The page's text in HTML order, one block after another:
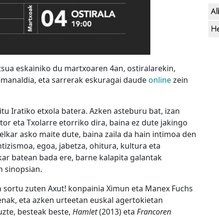
eskainiko du martxoaren 4an, ostiralarekin,
eta sarrerak eskuragai daudeonlinezein
Iratiko etxola batera. Azken asteburu bat, izan
eta Txolarre etorriko dira, baina ez dute jakingo
asko maite dute, baina zaila da hain intimoa den
egoa, jabetza, ohitura, kultura eta
batean bada ere, barne kalapita galantak
sinopsian.
zuten Axut! konpainia Ximun eta Manex Fuchs
eta azken urteetan euskal agertokietan
besteak beste, Hamlet(2013) eta Francoren